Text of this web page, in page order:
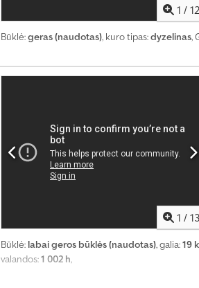
1 / 12
Būklė:geras (naudotas), kuro tipas:dyzelinas,
1 / 13
Būklė: labai geros būklės (naudotas), galia:19
valandos:1 002 h,